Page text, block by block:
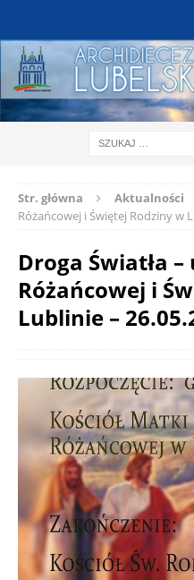
Str. główna Aktualności
Różańcowej i Świętej Rodziny w
Droga Światła
Różańcowej i
Lublinie –